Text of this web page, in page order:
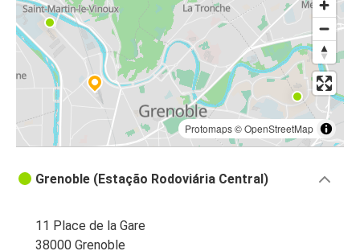
Protomaps©OpenStreetMap
Grenoble (Estação Rodoviária Central)
11 Place de la Gare
38000 Grenoble